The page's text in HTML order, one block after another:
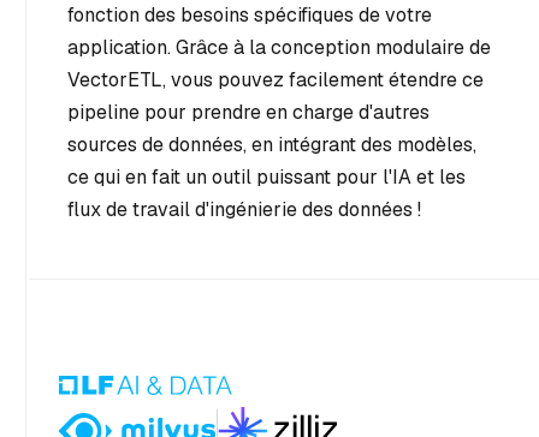
fonction des besoins spécifiques de votre
application. Grâce à la conception modulaire de
VectorETL, vous pouvez facilement étendre ce
pipeline pour prendre en charge d'autres
sources de données, en intégrant des modèles,
ce qui en fait un outil puissant pour l'IA et les
flux de travail d'ingénierie des données !